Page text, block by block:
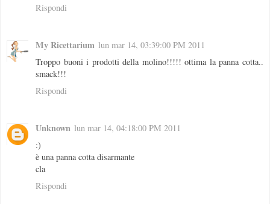
Rispondi
My Ricettarium lun mar 14, 03:39:00 PM 2011
Troppo buoni i prodotti della molino!!!!! ottima la panna cotta..
smack!!!
Rispondi
Unknown lun mar 14, 04:18:00 PM 2011
:)
è una panna cotta disarmante
cla
Rispondi